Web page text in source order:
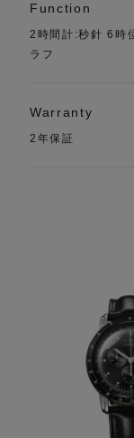
Function
2時間計:秒針 6時
ラフ
Warranty
2年保証